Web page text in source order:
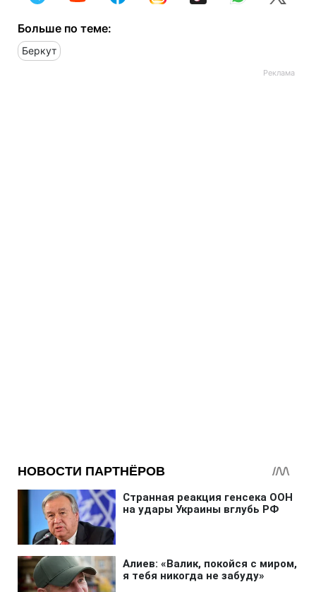
Больше по теме:
Беркут